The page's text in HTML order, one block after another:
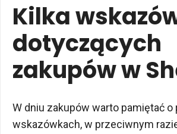
Kilka
dotyczących
zakupów w
W dniu zakupów warto pamiętać
wskazówkach, w przeciwnym